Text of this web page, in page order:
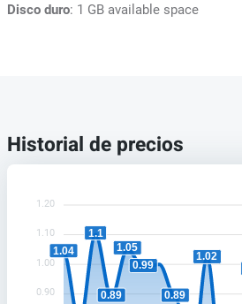
Disco duro: 1 GB available space
Historial de precios
1.20
1.10
1.00
0.90
1.04
1.1
0.89
1.05
0.99
0.89
1.02